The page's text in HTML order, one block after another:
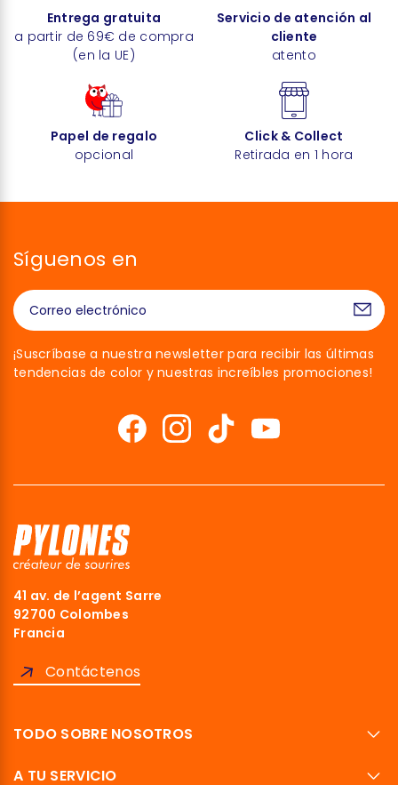
Entrega gratuita
a partir de 69€ de compra
(en la UE)
Servicio de atención al
cliente
atento
Papel de regalo
opcional
Click & Collect
Retirada en 1 hora
Síguenos en
¡Suscríbase a nuestra newsletter para recibir las últimas
tendencias de color y nuestras increíbles promociones!
41 av. de l’agent Sarre
92700 Colombes
Francia
Contáctenos
TODO SOBRE NOSOTROS
A TU SERVICIO